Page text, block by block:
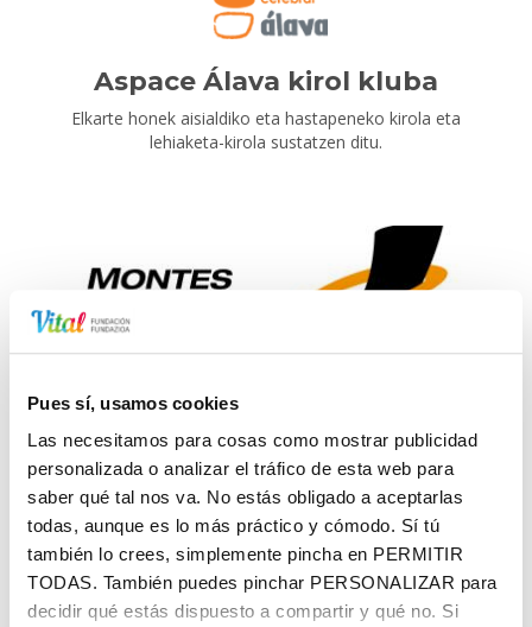
Pues sí, usamos cookies
Las necesitamos para cosas como mostrar publicidad
personalizada o analizar el tráfico de esta web para
saber qué tal nos va. No estás obligado a aceptarlas
todas, aunque es lo más práctico y cómodo. Sí tú
también lo crees, simplemente pincha en PERMITIR
TODAS. También puedes pinchar PERSONALIZAR para
decidir qué estás dispuesto a compartir y qué no. Si
Aspace Álava kirol kluba
Elkarte honek aisialdiko eta hastapeneko kirola eta
lehiaketa-kirola sustatzen ditu.
Mendi solidarioak
Dibertsitate funtzionala duten pertsonei zuzendutako
mendiko jarduerak sustatzea eta antolatzea.